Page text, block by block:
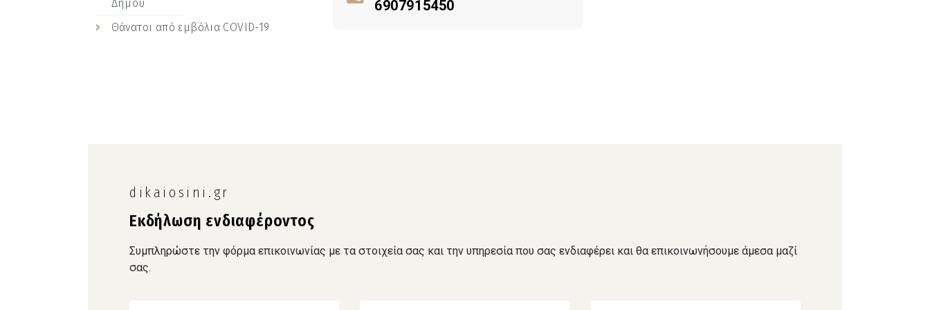
Δήμου
Θάνατοι από εμβόλια COVID-19
6907915450
dikaiosini.gr
Εκδήλωση ενδιαφέροντος
Συμπληρώστε την φόρμα επικοινωνίας με τα στοιχεία σας και την υπηρεσία που σας ενδιαφέρει και θα επικοινωνήσουμε άμεσα μαζί
σας.